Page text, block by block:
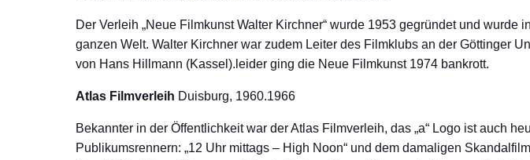
Der Verleih „Neue Filmkunst Walter Kirchner“ wurde 1953 gegründet und
ganzen Welt. Walter Kirchner war zudem Leiter des Filmklubs an der Göttinger
von Hans Hillmann (Kassel).leider ging die Neue Filmkunst 1974 bankrott.
Atlas Filmverleih Duisburg, 1960.1966
Bekannter in der Öffentlichkeit war der Atlas Filmverleih, das „a“ Logo ist auch
Publikumsrennern: „12 Uhr mittags – High Noon“ und dem damaligen